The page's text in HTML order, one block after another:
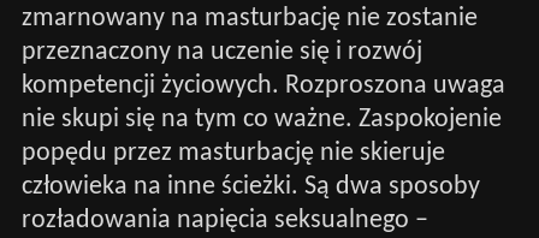
zmarnowany na masturbację nie zostanie
przeznaczony na uczenie się i rozwój
kompetencji życiowych. Rozproszona uwaga
nie skupi się na tym co ważne. Zaspokojenie
popędu przez masturbację nie skieruje
człowieka na inne ścieżki. Są dwa sposoby
rozładowania napięcia seksualnego –